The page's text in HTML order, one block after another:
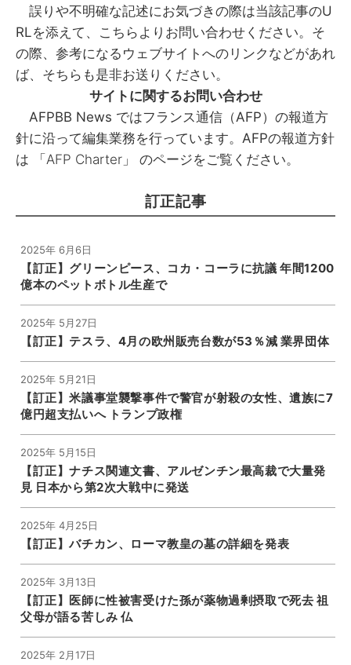
誤りや不明確な記述にお気づきの際は当該記事のU
RLを添えて、 こちら よりお問い合わせください。そ
の際、参考になるウェブサイトへのリンクなどがあれ
ば、そちらも是非お送りください。
サイトに関するお問い合わせ
AFPBB News ではフランス通信（AFP）の報道方
針に沿って編集業務を行っています。AFPの報道方針
は
「AFP Charter」 のページをご覧ください。
訂正記事
2025年 6月6日
【訂正】グリーンピース、コカ・コーラに抗議 年間1200
億本のペットボトル生産で
2025年 5月27日
【訂正】テスラ、4月の欧州販売台数が53％減 業界団体
2025年 5月21日
【訂正】米議事堂襲撃事件で警官が射殺の女性、遺族に7
億円超支払いへ トランプ政権
2025年 5月15日
【訂正】ナチス関連文書、アルゼンチン最高裁で大量発
見 日本から第2次大戦中に発送
2025年 4月25日
【訂正】バチカン、ローマ教皇の墓の詳細を発表
2025年 3月13日
【訂正】医師に性被害受けた孫が薬物過剰摂取で死去 祖
父母が語る苦しみ 仏
2025年 2月17日